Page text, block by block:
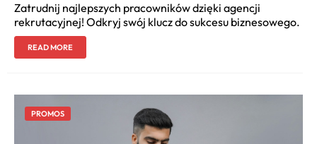
Zatrudnij najlepszych pracowników dzięki agencji
rekrutacyjnej! Odkryj swój klucz do sukcesu biznesowego.
READ MORE
PROMOS